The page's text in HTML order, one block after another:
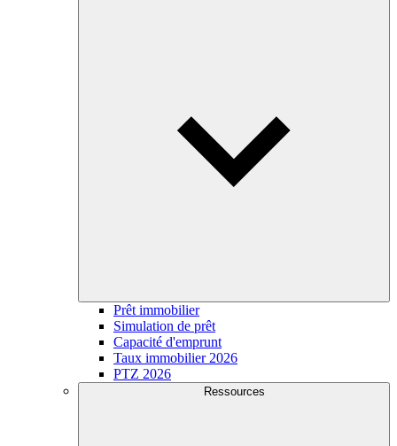
Prêt immobilier
Simulation de prêt
Capacité d'emprunt
Taux immobilier 2026
PTZ 2026
Ressources